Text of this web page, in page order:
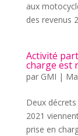
aux
des revenus
Activité
charge est
par GMI |
Deux
2021
prise en